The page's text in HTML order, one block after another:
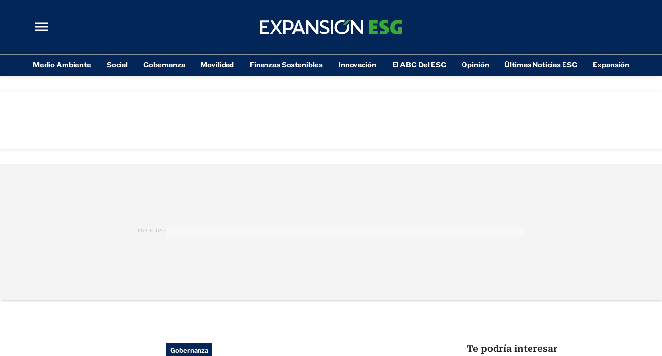
Medio Ambiente Social Gobernanza Movilidad Finanzas Sostenibles Innovación El ABC Del ESG Opinión Últimas Noticias ESG Expansión
PUBLICIDAD
Te podría interesar
Gobernanza